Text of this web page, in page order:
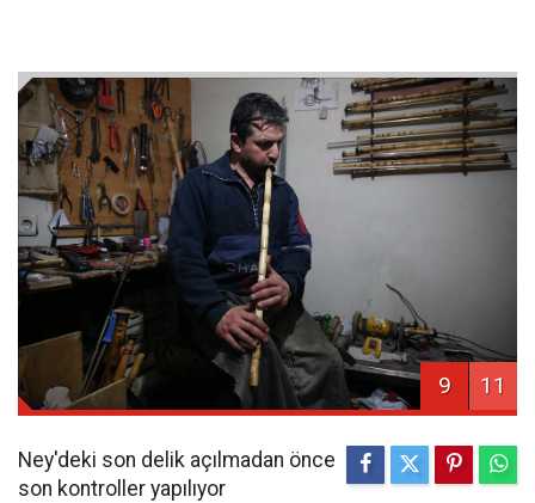
9 11
Ney'deki son delik açılmadan önce
son kontroller yapılıyor